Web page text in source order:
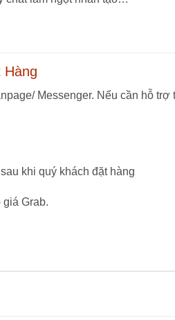
Hàng
Messenger. Nếu cần hỗ
khi quý khách đặt hàng
Grab.